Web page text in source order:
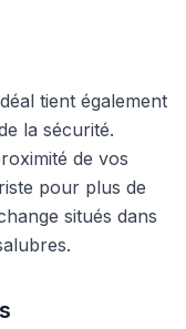
tient également
la sécurité.
de vos
pour plus de
situés dans